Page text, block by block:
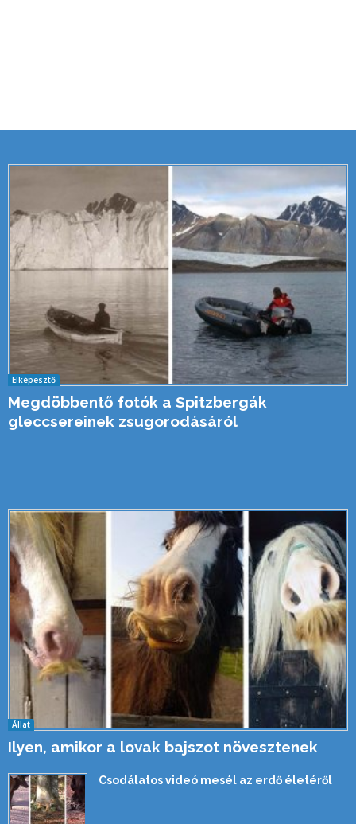
Elképesztő
Megdöbbentő fotók a Spitzbergák
gleccsereinek zsugorodásáról
Állat
Ilyen, amikor a lovak bajszot növesztenek
Csodálatos videó mesél az erdő életéről